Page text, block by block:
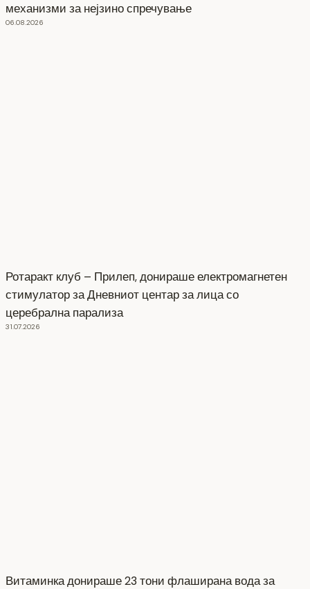
механизми за нејзино спречување
06.08.2026
Ротаракт клуб – Прилеп, донираше електромагнетен
стимулатор за Дневниот центар за лица со
церебрална парализа
31.07.2026
Витаминка донираше 23 тони флаширана вода за